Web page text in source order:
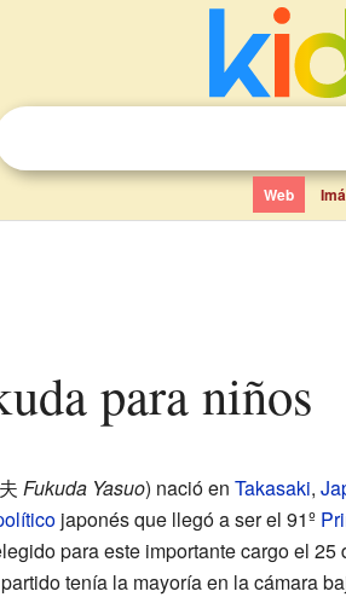
Web
para niños
Fukuda Yasuo) nació en Takasaki,
japonés que llegó a ser el 91º
para este importante cargo el 25
tenía la mayoría en la cámara